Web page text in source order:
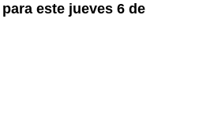
este jueves 6 de